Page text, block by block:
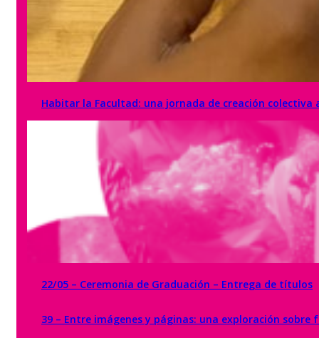
Habitar la Facultad: una jornada de creación colectiva
22/05 – Ceremonia de Graduación – Entrega de títulos
39 – Entre imágenes y páginas: una exploración sobre